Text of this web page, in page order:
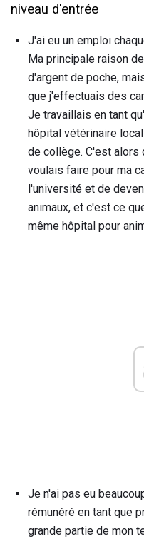
niveau d'entrée
J'ai eu un emploi
Ma principale raison
d'argent de poche,
que j'effectuais des
Je travaillais en tant
hôpital vétérinaire
de collège. C'est alors
voulais faire pour ma
l'université et de
animaux, et c'est ce
même hôpital pour
Je n'ai pas eu
rémunéré en tant que
grande partie de mon